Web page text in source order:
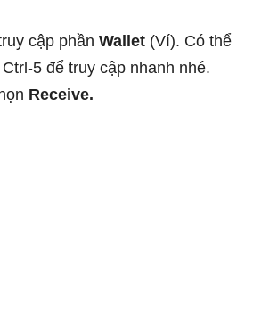
cập phần Wallet (Ví). Có thể
5 để truy cập nhanh nhé.
Receive.